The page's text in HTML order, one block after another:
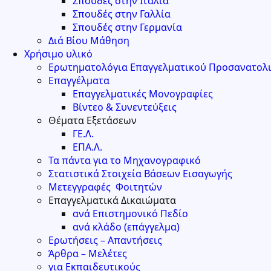
Σπουδές στην Γαλλία
Σπουδές στην Γερμανία
Διά Βίου Μάθηση
Χρήσιμο υλικό
Ερωτηματολόγια Επαγγελματικού
Επαγγέλματα
Επαγγελματικές Μονογραφίες
Βίντεο & Συνεντεύξεις
Θέματα Εξετάσεων
ΓΕ.Λ.
ΕΠΑ.Λ.
Τα πάντα για το Μηχανογραφικό
Στατιστικά Στοιχεία Βάσεων Εισαγωγής
Μετεγγραφές Φοιτητών
Επαγγελματικά Δικαιώματα
ανά Επιστημονικό Πεδίο
ανά κλάδο (επάγγελμα)
Ερωτήσεις – Απαντήσεις
Άρθρα – Μελέτες
για Εκπαιδευτικούς